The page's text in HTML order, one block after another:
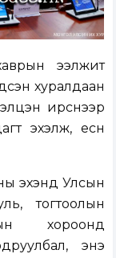
ээлжит
хуралдаан
ирснээр
эхэлж, есөн
эхэнд Улсын
тогтоолын
хороонд
энэ